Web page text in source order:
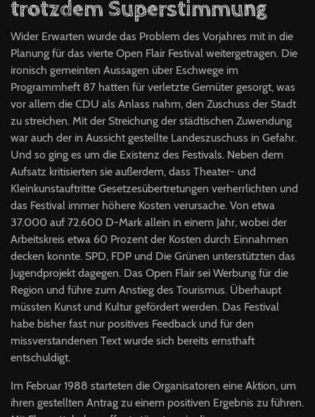
trotzdem Superstimmung
Wider Erwarten wurde das Problem des Vorjahres mit in die
Planung für das vierte Open Flair Festival weitergetragen. Die
ironisch gemeinten Aussagen über Eschwege im
Programmheft 87 hatten für verletzte Gemüter gesorgt, was
vor allem die CDU als Anlass nahm, den Zuschuss der Stadt
zu streichen. Mit der Streichung der städtischen Zuwendung
war auch der in Aussicht gestellte Landeszuschuss in Gefahr.
Und so ging es um die Existenz des Festivals. Neben dem
Aufsatz kritisierten sie außerdem, dass Theater- und
Kleinkunstauftritte Gesetzesübertretungen verherrlichten und
das Festival immer höhere Kosten verursache. Von etwa
37.000 auf 72.600 D-Mark allein in einem Jahr, wobei der
Arbeitskreis etwa 60 Prozent der Kosten durch Einnahmen
decken konnte. SPD, FDP und Die Grünen unterstützten das
Jugendprojekt dagegen. Das Open Flair sei Werbung für die
Region und führe zum Anstieg des Tourismus. Überhaupt
müssten Kunst und Kultur gefördert werden. Das Festival
habe bisher fast nur positives Feedback und für den
missverstandenen Text wurde sich bereits ernsthaft
entschuldigt.
Im Februar 1988 starteten die Organisatoren eine Aktion, um
ihren gestellten Antrag zu einem positiven Ergebnis zu führen.